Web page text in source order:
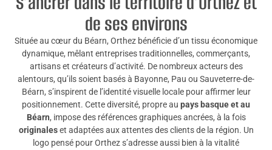
de ses environs
Située au cœur du Béarn, Orthez bénéficie d’un tissu économique
dynamique, mêlant entreprises traditionnelles, commerçants,
artisans et créateurs d’activité. De nombreux acteurs des
alentours, qu’ils soient basés à Bayonne, Pau ou Sauveterre-de-
Béarn, s’inspirent de l’identité visuelle locale pour affirmer leur
positionnement. Cette diversité, propre au pays basque et au
Béarn, impose des références graphiques ancrées, à la fois
originaleset adaptées aux attentes des clients de la région. Un
logo pensé pour Orthez s’adresse aussi bien à la vitalité